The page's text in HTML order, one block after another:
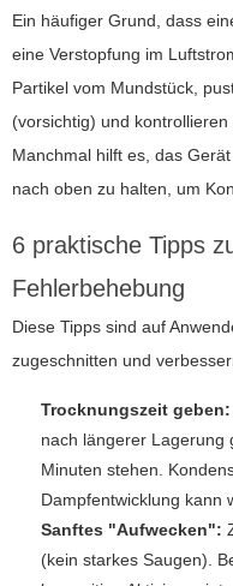
Ein häufiger Grund, dass
eine Verstopfung im
Partikel vom Mundstück,
(vorsichtig) und kontrollieren
Manchmal hilft es, das
nach oben zu halten, um
6 praktische Tipps
Fehlerbehebung
Diese Tipps sind auf
zugeschnitten und
Trocknungszeit geben:
nach längerer Lagerung
Minuten stehen.
Dampfentwicklung kann
Sanftes "Aufwecken":
(kein starkes Saugen).